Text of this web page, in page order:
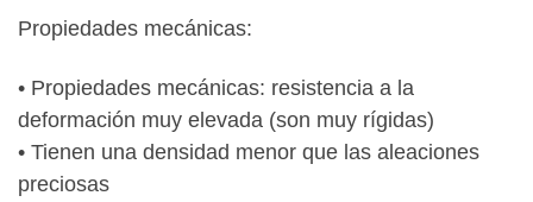
Propiedades mecánicas:
• Propiedades mecánicas: resistencia a la
deformación muy elevada (son muy rígidas)
• Tienen una densidad menor que las aleaciones
preciosas